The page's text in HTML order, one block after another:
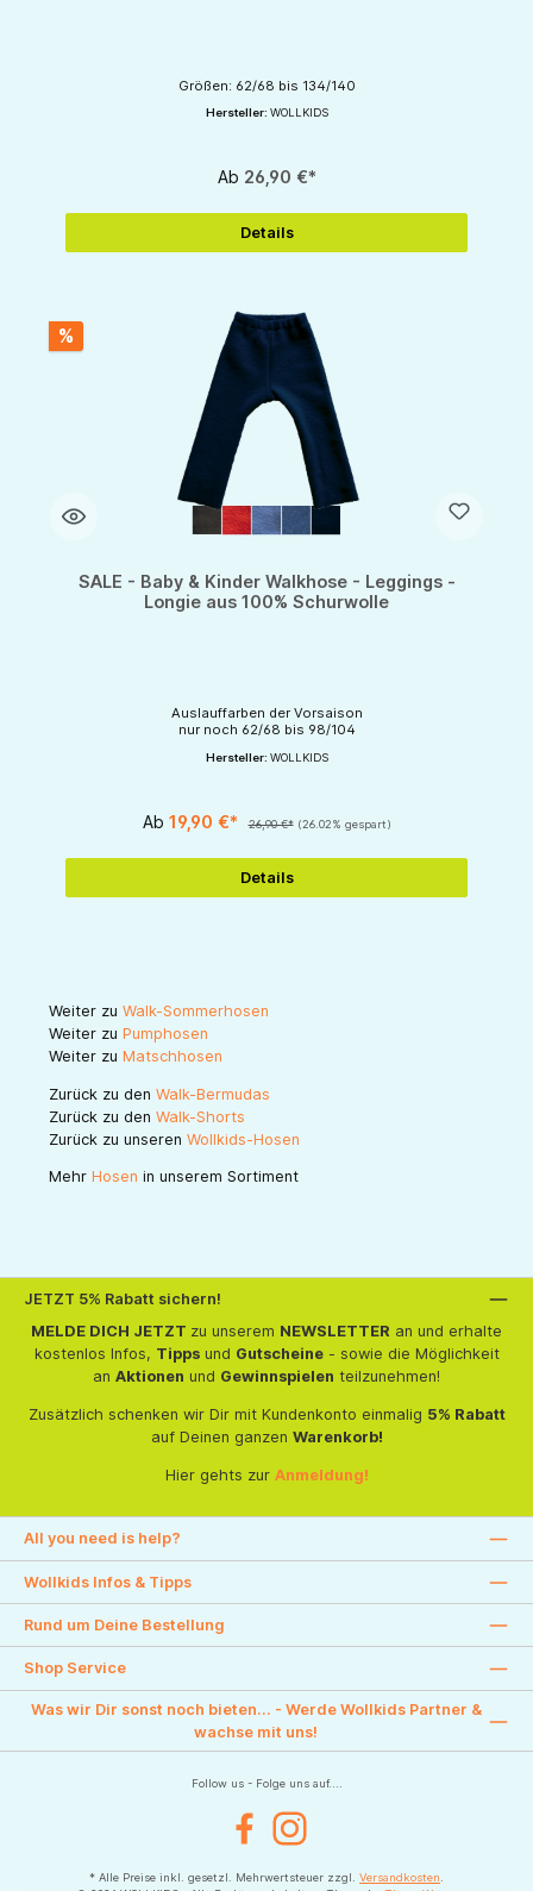
Größen: 62/68 bis 134/140
Hersteller: WOLLKIDS
Ab 26,90 €*
Details
%
SALE - Baby & Kinder Walkhose - Leggings -
Longie aus 100% Schurwolle
Auslauffarben der Vorsaison
nur noch 62/68 bis 98/104
Hersteller: WOLLKIDS
Ab 19,90 €* 26,90 €* (26.02% gespart)
Details
Weiter zu Walk-Sommerhosen
Weiter zu Pumphosen
Weiter zu Matschhosen
Zurück zu den Walk-Bermudas
Zurück zu den Walk-Shorts
Zurück zu unseren Wollkids-Hosen
Mehr Hosen in unserem Sortiment
JETZT 5% Rabatt sichern!
MELDE DICH JETZT zu unserem NEWSLETTER an und erhalte
kostenlos Infos, Tippsund Gutscheine- sowie die Möglichkeit
an Aktionen und Gewinnspielen teilzunehmen!
Zusätzlich schenken wir Dir mit Kundenkonto einmalig 5% Rabatt
auf Deinen ganzen Warenkorb!
Hier gehts zur Anmeldung!
All you need is help?
Wollkids Infos & Tipps
Rund um Deine Bestellung
Shop Service
Was wir Dir sonst noch bieten... - Werde Wollkids Partner &
wachse mit uns!
Follow us - Folge uns auf....
FacebookInstagram
* Alle Preise inkl. gesetzl. Mehrwertsteuer zzgl. Versandkosten